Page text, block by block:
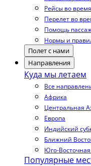
Рейсы во
Перелет во
Помощь
Нормы и
Полет с нами
Направления
Куда мы летаем
Все
Африка
Центральная
Европа
Индийский
Ближний
Юго-
Популярные